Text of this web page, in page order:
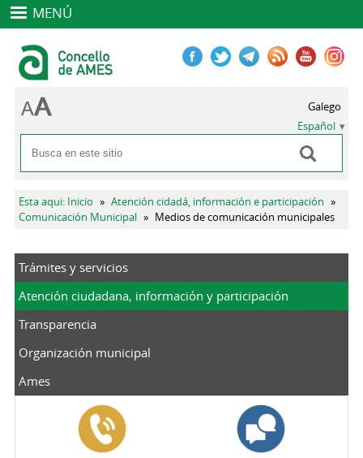
MENÚ
Formulario de búsqueda
Buscar
Galego
Español
Se encuentra usted aquí
Esta aqui: Inicio » Atención cidadá, información e participación »
Comunicación Municipal » Medios de comunicación municipales
Trámites y servicios
Atención ciudadana, información y participación
Transparencia
Organización municipal
Ames